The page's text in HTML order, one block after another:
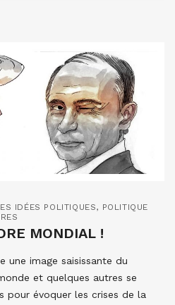
IDÉES POLITIQUES, POLITIQUE
MONDIAL !
une image saisissante du
et quelques autres se
pour évoquer les crises de la